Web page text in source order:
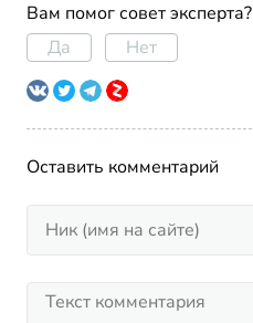
Вам помог совет эксперта?
Да
Нет
Оставить комментарий